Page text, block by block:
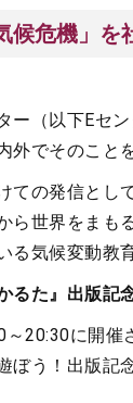
候危機」
ー（以下Eセ
外でそのこと
ての発信とし
ら世界をまも
る気候変動教
るた』出版記
20:30に開催
ぼう！出版